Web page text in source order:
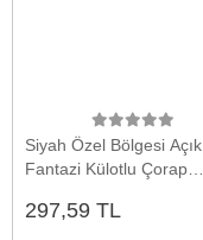
Siyah Özel Bölgesi Açık
Fantazi Külotlu Çorap
297,59 TL